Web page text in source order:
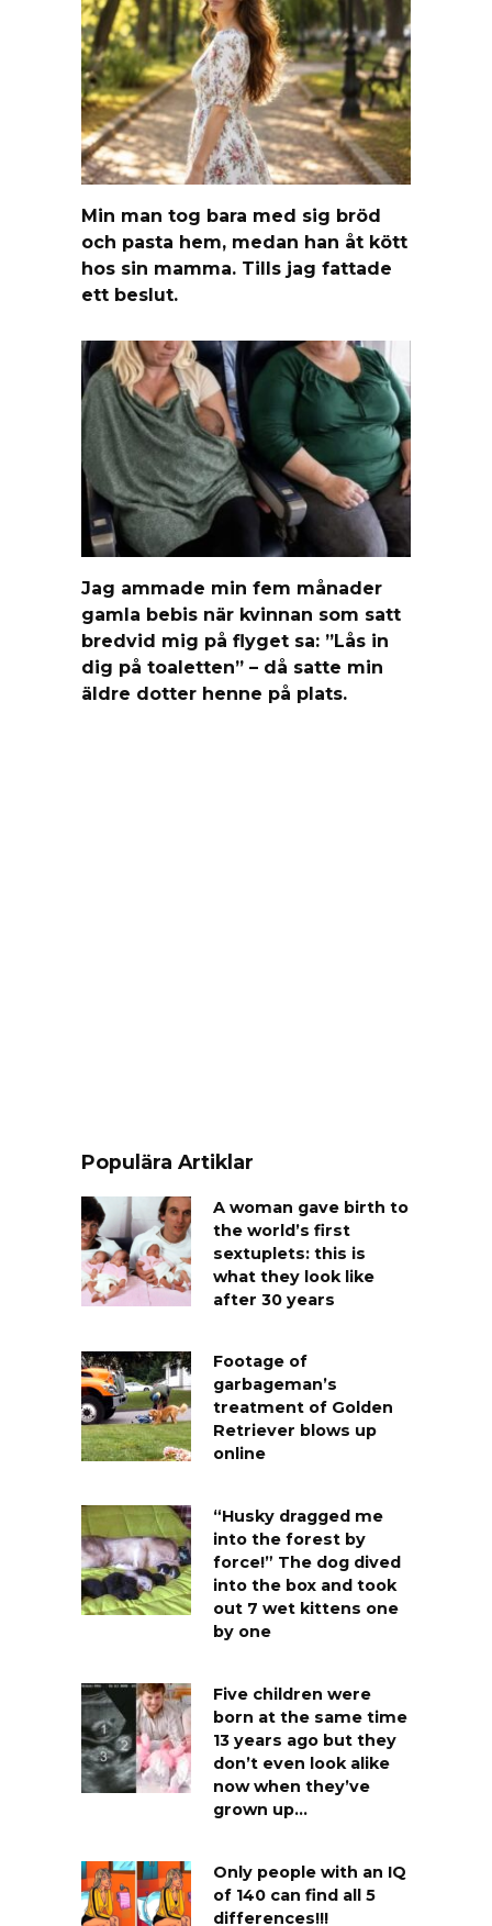
Min man tog bara med sig bröd
och pasta hem, medan han åt kött
hos sin mamma. Tills jag fattade
ett beslut.
Jag ammade min fem månader
gamla bebis när kvinnan som satt
bredvid mig på flyget sa: ”Lås in
dig på toaletten” – då satte min
äldre dotter henne på plats.
Populära Artiklar
A woman gave birth to
the world’s first
sextuplets: this is
what they look like
after 30 years
Footage of
garbageman’s
treatment of Golden
Retriever blows up
online
“Husky dragged me
into the forest by
force!” The dog dived
into the box and took
out 7 wet kittens one
by one
Five children were
born at the same time
13 years ago but they
don’t even look alike
now when they’ve
grown up…
Only people with an IQ
of 140 can find all 5
differences!!!